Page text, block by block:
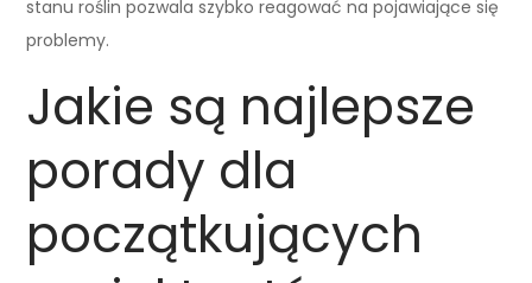
stanu roślin pozwala szybko reagować na pojawiające się
problemy.
Jakie są najlepsze
porady dla
początkujących